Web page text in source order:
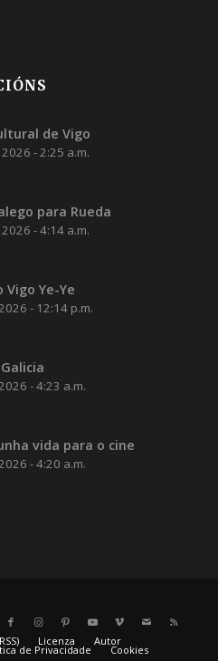
de Vigo
- 2:25 a.m.
para Rueda
- 4:14 a.m.
Ye-Ye
- 12:14 p.m.
- 4:23 a.m.
vida para o cine
- 4:20 a.m.
Licenza Autor
de Privacidade Cookies